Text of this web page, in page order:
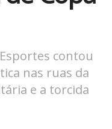
contou
nas ruas da
e a torcida